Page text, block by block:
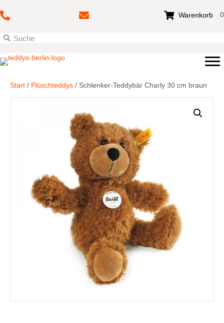
Warenkorb 0
Start / Plüschteddys / Schlenker-Teddybär Charly 30 cm braun